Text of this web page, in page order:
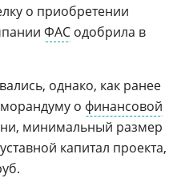
о приобретении
ФАС одобрила в
однако, как ранее
о финансовой
минимальный размер
капитал проекта,